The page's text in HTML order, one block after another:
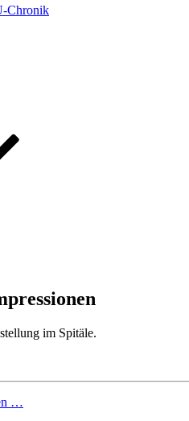
Chronik
im Spitäle.
…